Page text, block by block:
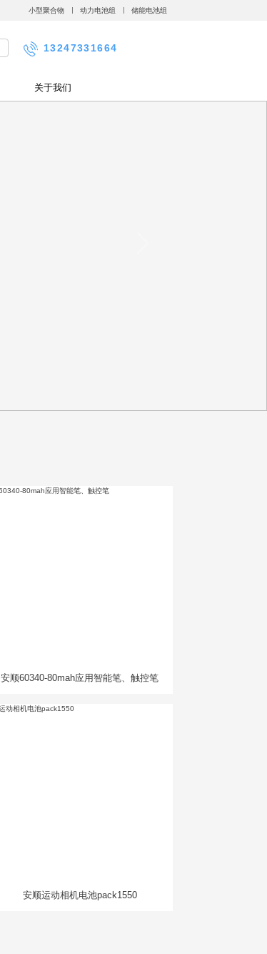
小型聚合物 动力电池组 储能电池组
13247331664
关于我们
安顺60340-80mah应用智能笔、触控笔
安顺运动相机电池pack1550